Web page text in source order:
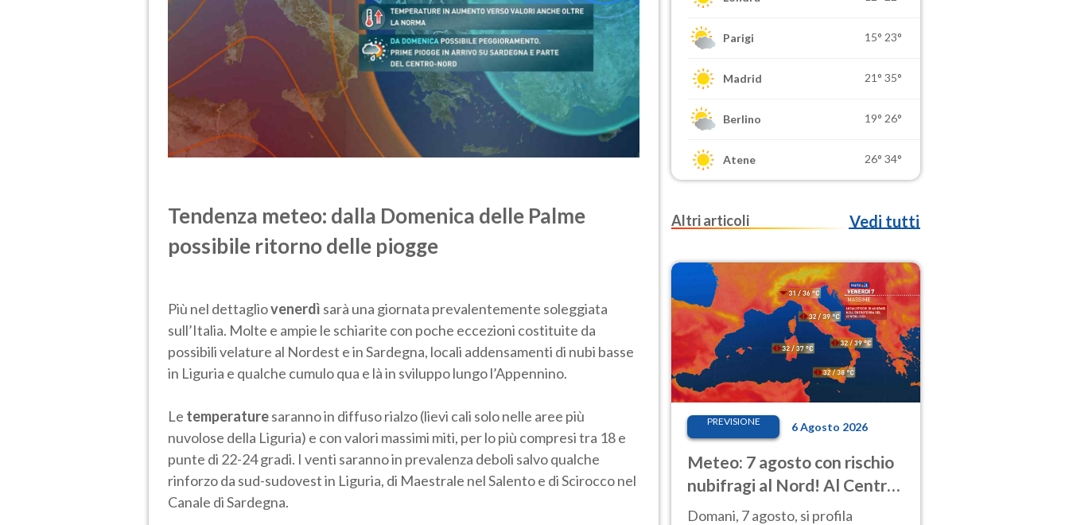
Tendenza meteo: dalla Domenica delle Palme
possibile ritorno delle piogge
Più nel dettagliovenerdì sarà una giornata prevalentemente soleggiata
sull’Italia. Molte e ampie le schiarite con poche eccezioni costituite da
possibili velature al Nordest e in Sardegna, locali addensamenti di nubi basse
in Liguria e qualche cumulo qua e là in sviluppo lungo l’Appennino.
Le temperaturesaranno in diffuso rialzo (lievi cali solo nelle aree più
nuvolose della Liguria) e con valori massimi miti, per lo più compresi tra 18 e
punte di 22-24 gradi. I venti saranno in prevalenza deboli salvo qualche
rinforzo da sud-sudovest in Liguria, di Maestrale nel Salento e di Scirocco nel
Canale di Sardegna.
Parigi 15° 23°
Madrid 21° 35°
Berlino 19° 26°
Atene 26° 34°
Altri articoli Vedi tutti
PREVISIONE 6 Agosto 2026
Meteo: 7 agosto con rischio
nubifragi al Nord! Al Centro-
Sud caldo estremo
Domani, 7 agosto, si profila